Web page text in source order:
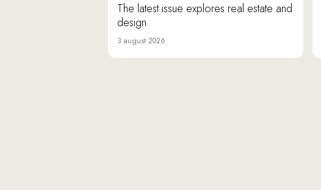
The latest issue explores real estate and
design.
3 august 2026